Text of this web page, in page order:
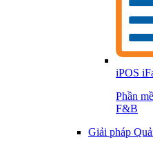
iPOS
Phần
F&B
Giải pháp